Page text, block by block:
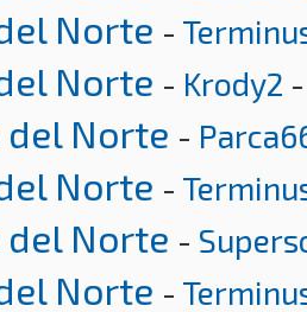
Norte -
Norte - Krody2
del Norte -
Norte -
del Norte -
Norte -